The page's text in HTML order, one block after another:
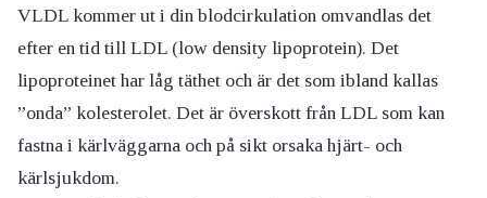
VLDL kommer ut i din blodcirkulation omvandlas det
efter en tid till LDL (low density lipoprotein). Det
lipoproteinet har låg täthet och är det som ibland kallas
”onda” kolesterolet. Det är överskott från LDL som kan
fastna i kärlväggarna och på sikt orsaka hjärt- och
kärlsjukdom.